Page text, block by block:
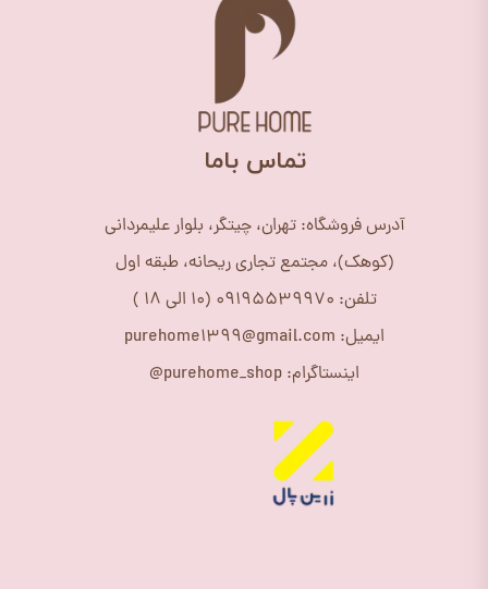
​تماس باما
آدرس فروشگاه: تهران، چیتگر، بلوار علیمردانی
(کوهک)، مجتمع تجاری ریحانه، طبقه اول
تلفن: 09195539970 (10 الی 18 )
ایمیل: purehome1399@gmail.com
اینستاگرام: purehome_shop@